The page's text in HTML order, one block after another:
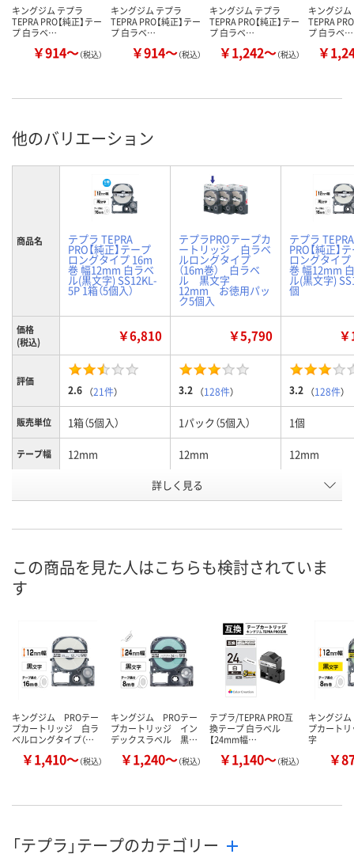
キングジム テプラ
TEPRA PRO【純正】テー
プ 白ラベ…
￥914～（税込）
キングジム テプラ
TEPRA PRO【純正】テー
プ 白ラベ…
￥914～（税込）
キングジム テプラ
TEPRA PRO【純正】テー
プ 白ラベ…
￥1,242～（税込）
キングジム
TEPRA
プ 白ラベ…
￥
他のバリエーション
商品名 テプラ TEPRA
PRO【純正】テープ
ロングタイプ 16m
巻 幅12mm 白ラベ
ル(黒文字) SS12KL-
5P 1箱（5個入）
テプラPROテープカ
ートリッジ 白ラベ
ルロングタイプ
（16m巻） 白ラベ
ル 黒文字
12mm お徳用パッ
ク5個入
テプラ TEPRA
PRO【純正】
ロングタイ
巻 幅12mm
ル(黒文字)
個
価格
(税込)
￥6,810 ￥5,790
評価
2.6 （21件） 3.2 （128件） 3.2 （128件）
販売単位 1箱（5個入） 1パック（5個入） 1個
テープ幅 12mm 12mm 12mm
白ラベル 黒文字 白ラベル 黒
号
お届け日
カゴへ
お取り扱い終了しま
した
カ
詳しく見る
この商品を見た人はこちらも検討されていま
す
キングジム PROテー
プカートリッジ 白ラ
ベルロングタイプ（…
￥1,410～（税込）
キングジム PROテー
プカートリッジ イン
デックスラベル 黒…
￥1,240～（税込）
テプラ/TEPRA PRO互
換テープ 白ラベル
【24mm幅…
￥1,140～（税込）
キングジ
プカート
字
￥
「テプラ」テープのカテゴリー